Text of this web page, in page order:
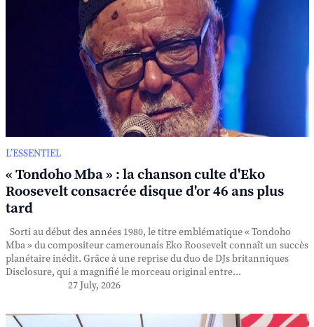
L’ESSENTIEL
« Tondoho Mba » : la chanson culte d'Eko
Roosevelt consacrée disque d'or 46 ans plus
tard
Sorti au début des années 1980, le titre emblématique « Tondoho
Mba » du compositeur camerounais Eko Roosevelt connaît un succès
planétaire inédit. Grâce à une reprise du duo de DJs britanniques
Disclosure, qui a magnifié le morceau original entre...
27 July, 2026